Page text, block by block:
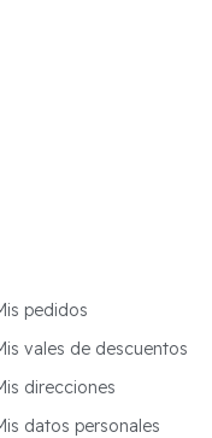
pedidos
vales de descuentos
direcciones
datos personales